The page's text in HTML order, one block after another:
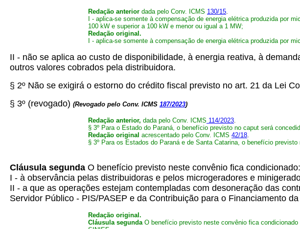
Redação anterior dada pelo Conv. ICMS 130/15.
I - aplica-se somente à compensação de energia elétrica produzida por
100 kW e superior a 100 kW e menor ou igual a 1 MW;
Redação original.
I - aplica-se somente à compensação de energia elétrica produzida por
II - não se aplica ao custo de disponibilidade, à energia reativa, à
outros valores cobrados pela distribuidora.
§ 2º Não se exigirá o estorno do crédito fiscal previsto no art. 21 da Lei
§ 3º (revogado) (Revogado pelo Conv. ICMS 187/2023)
Redação anterior, dada pelo Conv. ICMS 114/2023.
§ 3º Para o Estado do Paraná, o benefício previsto no caput será
Redação original acrescentado pelo Conv. ICMS 42/18.
§ 3º Para os Estados do Paraná e de Santa Catarina, o benefício previsto
Cláusula segunda O benefício previsto neste convênio fica condicionado:
I - à observância pelas distribuidoras e pelos microgeradores e
II - a que as operações estejam contempladas com desoneração das
Servidor Público - PIS/PASEP e da Contribuição para o Financiamento
Redação original.
Cláusula segundaO benefício previsto neste convênio fica